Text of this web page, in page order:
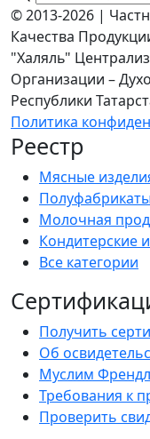
© 2013-2026 |
Качества
"Халяль"
Организации –
Республики
Политика
Реестр
Мясные
Полуфабрикаты
Молочная
Кондитерские
Все категории
Получить
Об
Муслим
Требования к
Проверить